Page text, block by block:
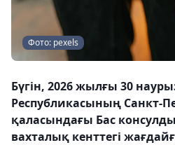
Фото: pexels
Бүгін, 2026 жылғы 30
Республикасының Санкт-
қаласындағы Бас
вахталық кенттегі